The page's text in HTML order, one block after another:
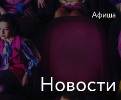
Афиша
Новости